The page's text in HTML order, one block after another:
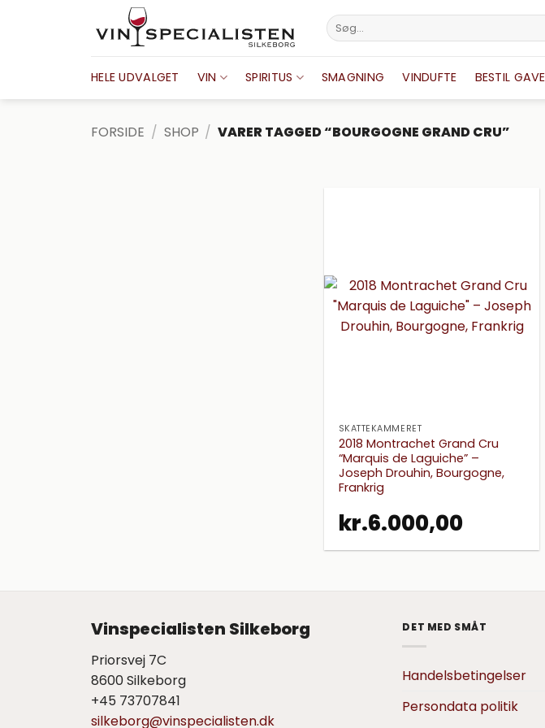
Søg
efter:
HELE UDVALGET VIN SPIRITUS SMAGNING VINDUFTE BESTIL
FORSIDE / SHOP / VARER TAGGED “BOURGOGNE GRAND CRU”
SKATTEKAMMERET
2018 Montrachet Grand Cru
“Marquis de Laguiche” –
Joseph Drouhin, Bourgogne,
Frankrig
kr.6.000,00
Vinspecialisten Silkeborg
Priorsvej 7C
8600 Silkeborg
+45 73707841
silkeborg@vinspecialisten.dk
DET MED SMÅT
Handelsbetingelser
Persondata politik